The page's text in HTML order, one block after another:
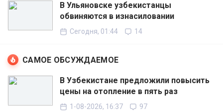
В Ульяновске узбекистанцы
обвиняются в изнасиловании
Сегодня, 01:44 14
САМОЕ ОБСУЖДАЕМОЕ
В Узбекистане предложили повысить
цены на отопление в пять раз
1-08-2026, 16:37 97